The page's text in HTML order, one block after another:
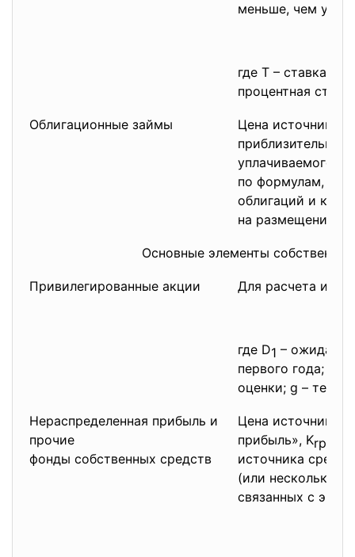
меньше, чем
где Т – ставка
процентная
Облигационные займы
Цена источника
приблизительно
уплачиваемого
по формулам,
облигаций и
на размещение.
Основные элементы
Привилегированные акции Для расчета
где D1 –
первого года; Р
оценки; g – темп
Нераспределенная прибыль и
прочие
фонды собственных средств
Цена источника
прибыль», Krp,
источника
(или несколько
связанных с